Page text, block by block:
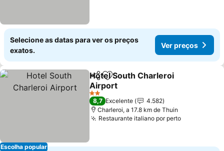
Selecione as datas para ver os preços
exatos.
Ver preços
Escolha popular
PartilharAdicionar aos favoritos
Hotel South Charleroi
Airport
2 Estrelas
8,7 Excelente
4.582
Charleroi, a 17.8 km de Thuin
Restaurante italiano por perto